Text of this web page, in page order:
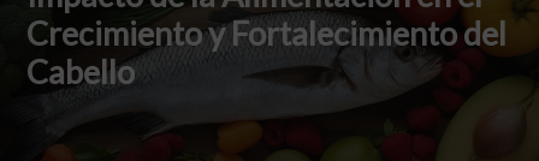
Crecimiento y Fortalecimiento del
Cabello